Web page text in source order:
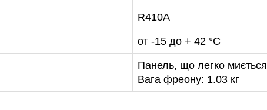
R410A
от -15 до + 42 °C
Панель, що легко миється
Вага фреону: 1.03 кг